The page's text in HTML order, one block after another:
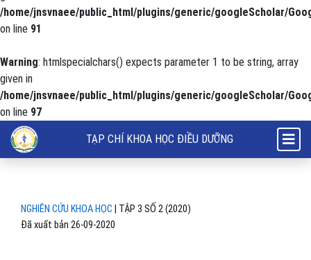
/home/jnsvnaee/public_html/plugins/generic/googleScholar/
on line 91
Warning: htmlspecialchars() expects parameter 1 to be string, array
given in
/home/jnsvnaee/public_html/plugins/generic/googleScholar/
on line 97
Đánh giá thực hành quy trình kỹ thuật tiêm tĩnh mạch của sinh viên
TẠP CHÍ KHOA HỌC ĐIỀU DƯỠNG
NGHIÊN CỨU KHOA HỌC TẬP 3 SỐ 2 (2020)
Đã xuất bản 26-09-2020